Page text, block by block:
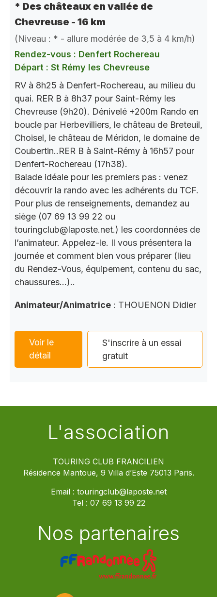
* Des châteaux en vallée de
Chevreuse - 16 km
(Niveau : * - allure modérée de 3,5 à 4 km/h)
Rendez-vous : Denfert Rochereau
Départ : St Rémy les Chevreuse
RV à 8h25 à Denfert-Rochereau, au milieu du
quai. RER B à 8h37 pour Saint-Rémy les
Chevreuse (9h20). Dénivelé +200m Rando en
boucle par Herbevilliers, le château de Breteuil,
Choisel, le château de Méridon, le domaine de
Coubertin..RER B à Saint-Rémy à 16h57 pour
Denfert-Rochereau (17h38).
Balade idéale pour les premiers pas : venez
découvrir la rando avec les adhérents du TCF.
Pour plus de renseignements, demandez au
siège (07 69 13 99 22 ou
touringclub@laposte.net.) les coordonnées de
l’animateur. Appelez-le. Il vous présentera la
journée et comment bien vous préparer (lieu
du Rendez-Vous, équipement, contenu du sac,
chaussures…)..
Animateur/Animatrice : THOUENON Didier
Voir le
détail
S'inscrire à un essai
gratuit
L'association
TOURING CLUB FRANCILIEN
Résidence Mantoue, 9 Villa d’Este 75013 Paris.
Email : touringclub@laposte.net
Tel : 07 69 13 99 22
Nos partenaires